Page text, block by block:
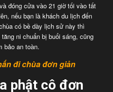
đóng cửa vào 21 giờ tối vào tất
nếu bạn là khách du lịch đến
có bề dày lịch sử này thì
ni chuẩn bị buổi sáng, cũng
bảo an toàn.
đi chùa đơn giản
phật cô đơn